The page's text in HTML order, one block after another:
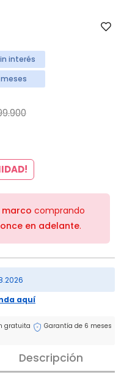
interés
reduced from
to
marco comprando
en adelante.
aquí
gratuita Garantía de 6 meses
Descripción